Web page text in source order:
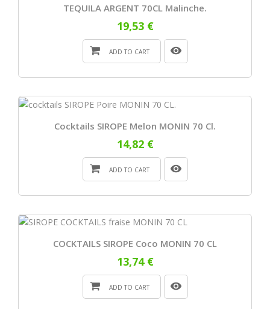
TEQUILA ARGENT 70CL Malinche.
19,53 €
ADD TO CART
Cocktails SIROPE Melon MONIN 70 Cl.
14,82 €
ADD TO CART
COCKTAILS SIROPE Coco MONIN 70 CL
13,74 €
ADD TO CART